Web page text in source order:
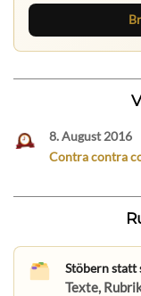
8. August 2016
Contra contra
Stöbern statt
Texte,